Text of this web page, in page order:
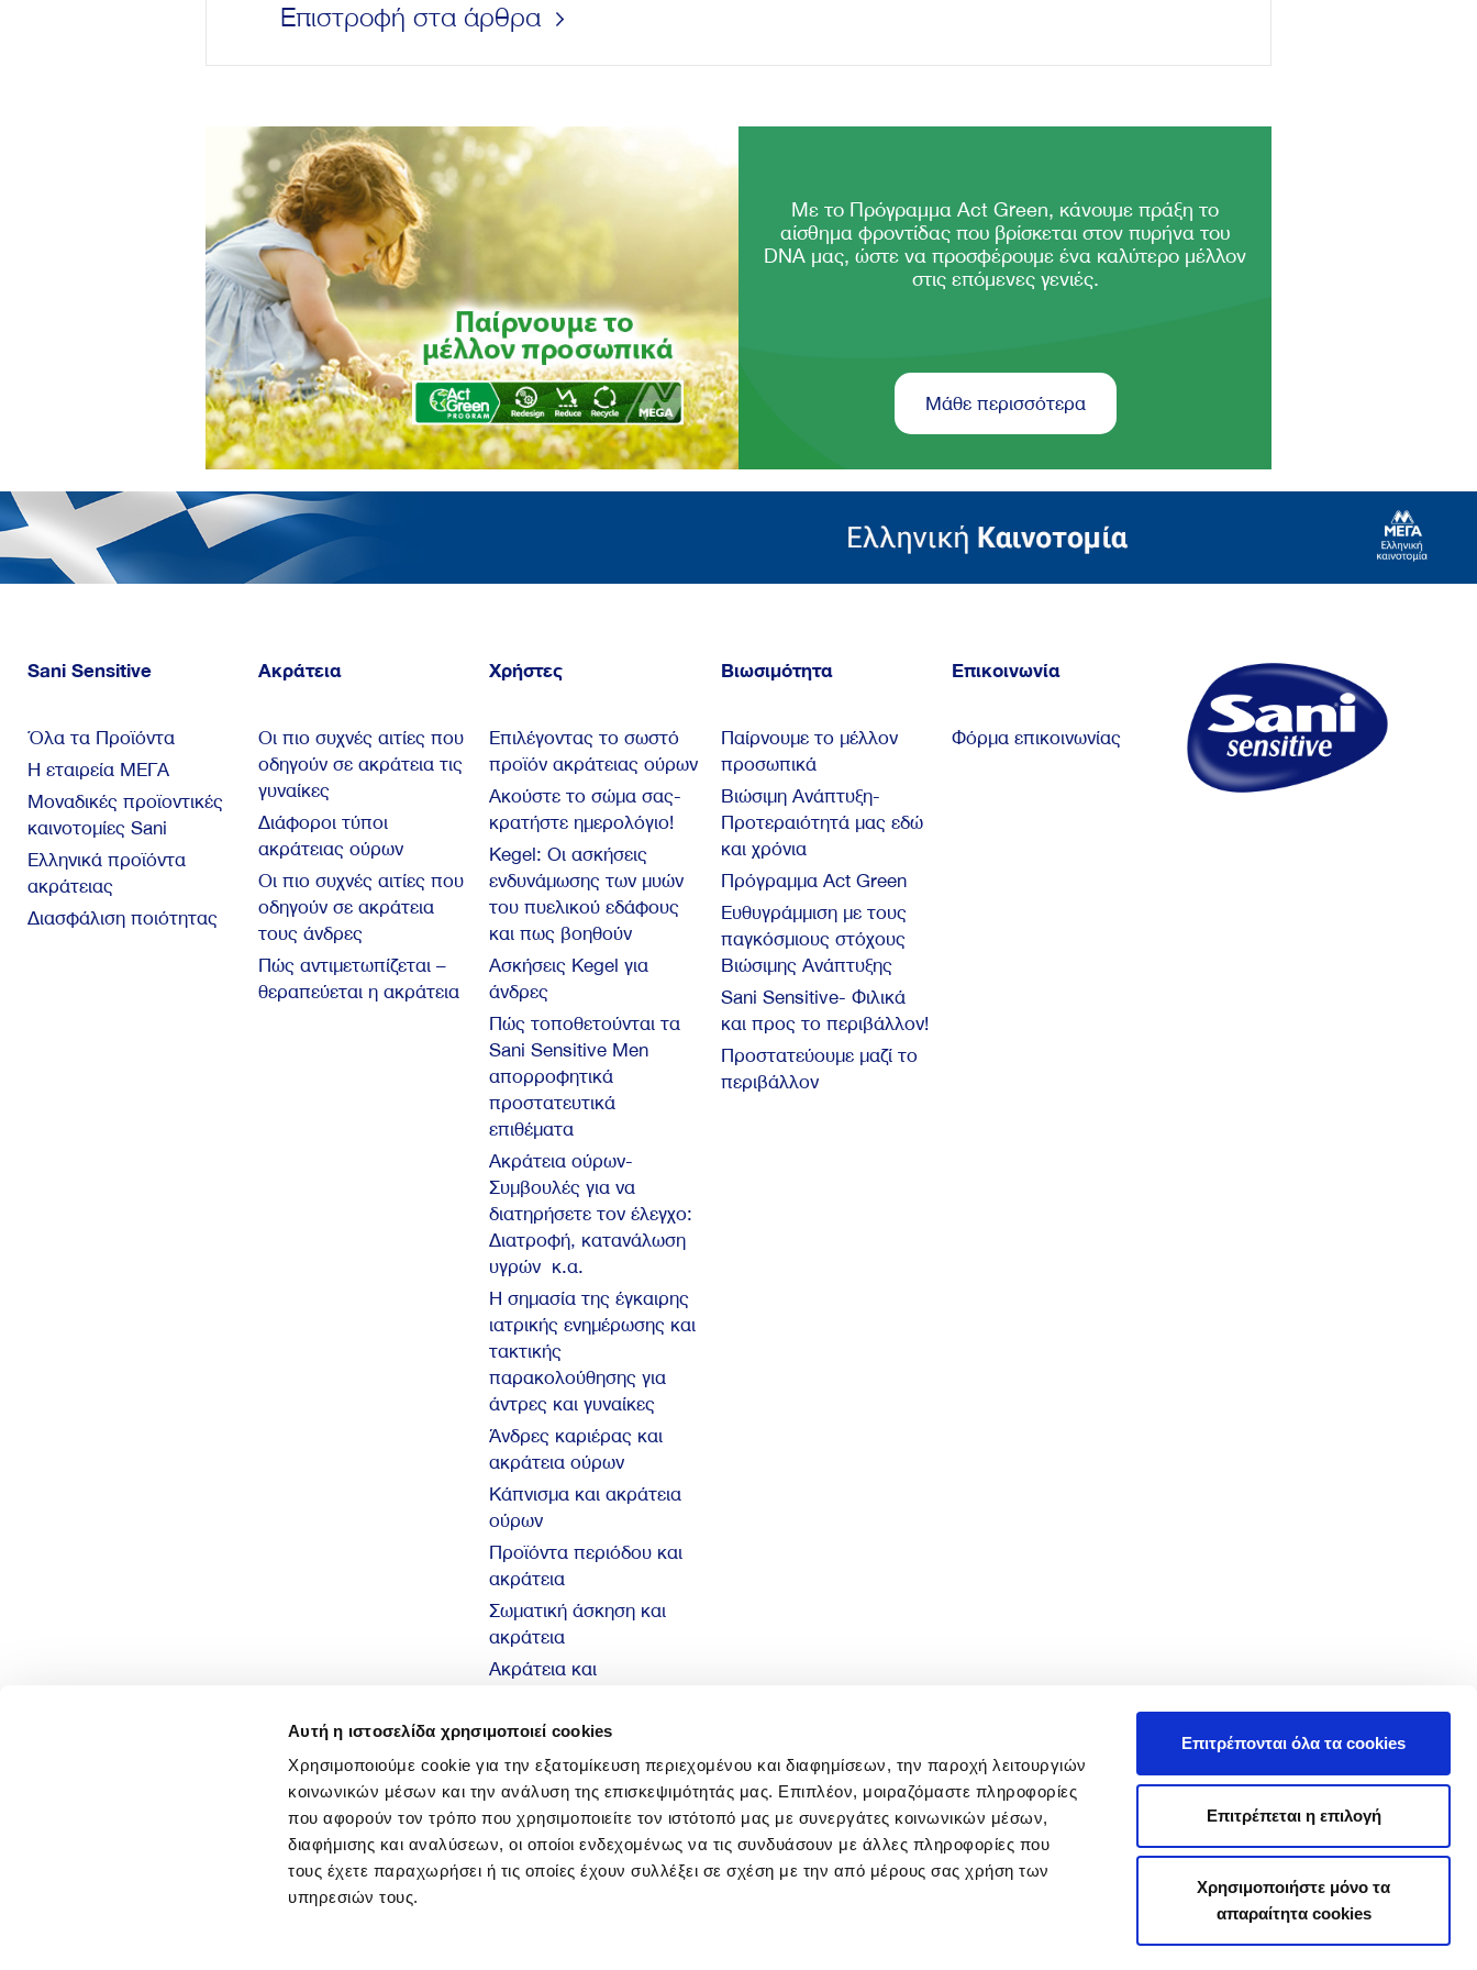
Αυτή η ιστοσελίδα χρησιμοποιεί cookies
Χρησιμοποιούμε cookie για την εξατομίκευση περιεχομένου και διαφημίσεων, την παροχή λειτουργιών
κοινωνικών μέσων και την ανάλυση της επισκεψιμότητάς μας. Επιπλέον, μοιραζόμαστε πληροφορίες
που αφορούν τον τρόπο που χρησιμοποιείτε τον ιστότοπό μας με συνεργάτες κοινωνικών μέσων,
διαφήμισης και αναλύσεων, οι οποίοι ενδεχομένως να τις συνδυάσουν με άλλες πληροφορίες που
τους έχετε παραχωρήσει ή τις οποίες έχουν συλλέξει σε σχέση με την από μέρους σας χρήση των
υπηρεσιών τους.
Επιτρέπονται όλα τα cookies
Επιτρέπεται η επιλογή
Χρησιμοποιήστε μόνο τα
απαραίτητα cookies
Επιστροφή στα άρθρα
Με το Πρόγραμμα Act Green, κάνουμε πράξη το
αίσθημα φροντίδας που βρίσκεται στον πυρήνα του
DNA μας, ώστε να προσφέρουμε ένα καλύτερο μέλλον
στις επόμενες γενιές.
Μάθε περισσότερα
Sani Sensitive
Όλα τα Προϊόντα
Η εταιρεία ΜΕΓΑ
Μοναδικές προϊοντικές
καινοτομίες Sani
Ελληνικά προϊόντα
ακράτειας
Διασφάλιση ποιότητας
Ακράτεια
Οι πιο συχνές αιτίες που
οδηγούν σε ακράτεια τις
γυναίκες
Διάφοροι τύποι
ακράτειας ούρων
Οι πιο συχνές αιτίες που
οδηγούν σε ακράτεια
τους άνδρες
Πώς αντιμετωπίζεται –
θεραπεύεται η ακράτεια
Χρήστες
Επιλέγοντας το σωστό
προϊόν ακράτειας ούρων
Ακούστε το σώμα σας-
κρατήστε ημερολόγιο!
Kegel: Oι ασκήσεις
ενδυνάμωσης των μυών
του πυελικού εδάφους
και πως βοηθούν
Ασκήσεις Kegel για
άνδρες
Πώς τοποθετούνται τα
Sani Sensitive Men
απορροφητικά
προστατευτικά
επιθέματα
Ακράτεια ούρων-
Συμβουλές για να
διατηρήσετε τον έλεγχο:
Διατροφή, κατανάλωση
υγρών κ.α.
Η σημασία της έγκαιρης
ιατρικής ενημέρωσης και
τακτικής
παρακολούθησης για
άντρες και γυναίκες
Άνδρες καριέρας και
ακράτεια ούρων
Κάπνισμα και ακράτεια
ούρων
Προϊόντα περιόδου και
ακράτεια
Σωματική άσκηση και
ακράτεια
Ακράτεια και
10 βασικά στοιχεία για
την ακράτεια
Βιωσιμότητα
Παίρνουμε το μέλλον
προσωπικά
Βιώσιμη Ανάπτυξη-
Προτεραιότητά μας εδώ
και χρόνια
Πρόγραμμα Act Green
Ευθυγράμμιση με τους
παγκόσμιους στόχους
Βιώσιμης Ανάπτυξης
Sani Sensitive- Φιλικά
και προς το περιβάλλον!
Προστατεύουμε μαζί το
περιβάλλον
Επικοινωνία
Φόρμα επικοινωνίας
© 2026 Sani Sensitive. All rights reserved.